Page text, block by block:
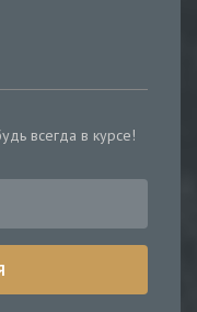
всегда в курсе!